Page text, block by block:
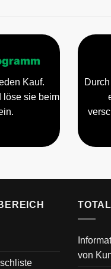
Kauf.
löse sie beim
von